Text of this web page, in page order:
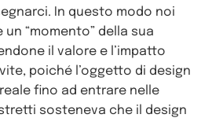
In questo modo noi
“momento” della sua
il valore e l’impatto
poiché l’oggetto di design
fino ad entrare nelle
sosteneva che il design